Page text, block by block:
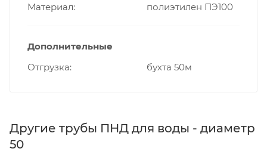
Материал
полиэтилен ПЭ100
Дополнительные
Отгрузка
бухта 50м
Другие трубы ПНД для воды - диаметр
50